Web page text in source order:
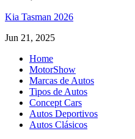
Kia Tasman 2026
Jun 21, 2025
Home
MotorShow
Marcas de Autos
Tipos de Autos
Concept Cars
Autos Deportivos
Autos Clásicos